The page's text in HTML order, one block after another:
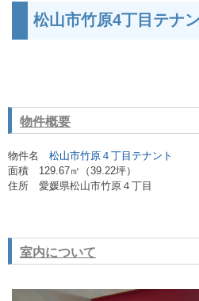
松山市竹原4丁目テナン
物件概要
物件名 松山市竹原４丁目テナント
面積 129.67㎡（39.22坪）
住所 愛媛県松山市竹原４丁目
室内について